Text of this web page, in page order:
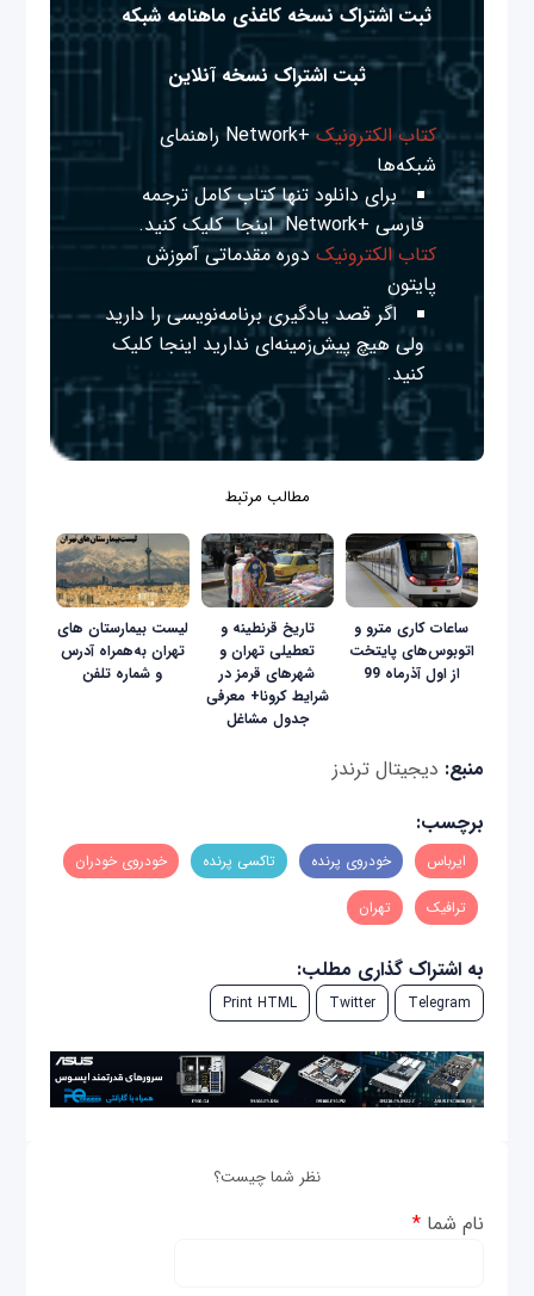
ثبت اشتراک نسخه کاغذی ماهنامه شبکه
ثبت اشتراک نسخه آنلاین
کتاب الکترونیک
+Network راهنمای
شبکه‌ها
برای دانلود تنها کتاب کامل ترجمه
فارسی +Network
اینجا کلیک کنید.
کتاب الکترونیک دوره مقدماتی آموزش
پایتون
اگر قصد یادگیری برنامه‌نویسی را دارید
ولی هیچ پیش‌زمینه‌ای نداریداینجا کلیک
کنید.
مطالب مرتبط
ساعات کاری مترو و
اتوبوس‌های پایتخت
از اول آذرماه 99
تاریخ قرنطینه و
تعطیلی تهران و
شهر‌های قرمز در
شرایط کرونا+ معرفی
جدول مشاغل
لیست بیمارستان های
تهران به‌همراه آدرس
و شماره تلفن
منبع: دیجیتال ترندز
برچسب:
ایرباس خودروی پرنده تاکسی پرنده خودروی خودران
ترافیک تهران
به اشتراک گذاری مطلب:
Telegram
Twitter
Print HTML
نظر شما چیست؟
نام شما*